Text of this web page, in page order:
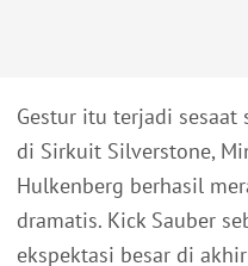
Gestur itu terjadi sesaat
di Sirkuit Silverstone,
Hulkenberg berhasil
dramatis. Kick Sauber
ekspektasi besar di